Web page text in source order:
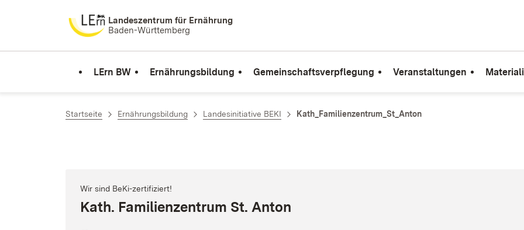
Zum Inhalt springenLandeszentrum für Ernährung
Baden-Württemberg
LErn BW Ernährungsbildung Gemeinschaftsverpflegung Veranstaltungen
Startseite Ernährungsbildung Landesinitiative BEKI Kath_Familienzentrum_St_Anton
Wir sind BeKi-zertifiziert!
Kath. Familienzentrum St. Anton